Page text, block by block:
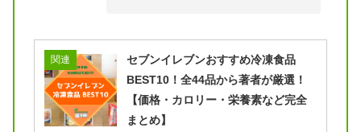
関連
セブンイレブンおすすめ冷凍食品
BEST10！全44品から著者が厳選！
【価格・カロリー・栄養素など完全
まとめ】